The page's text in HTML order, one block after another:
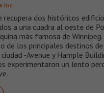
Inc.
recupera dos históricos
a una cuadra al oeste de
más famosa de Winnipeg.
de los principales destinos
-Avenue y Hample
experimentaron un lento